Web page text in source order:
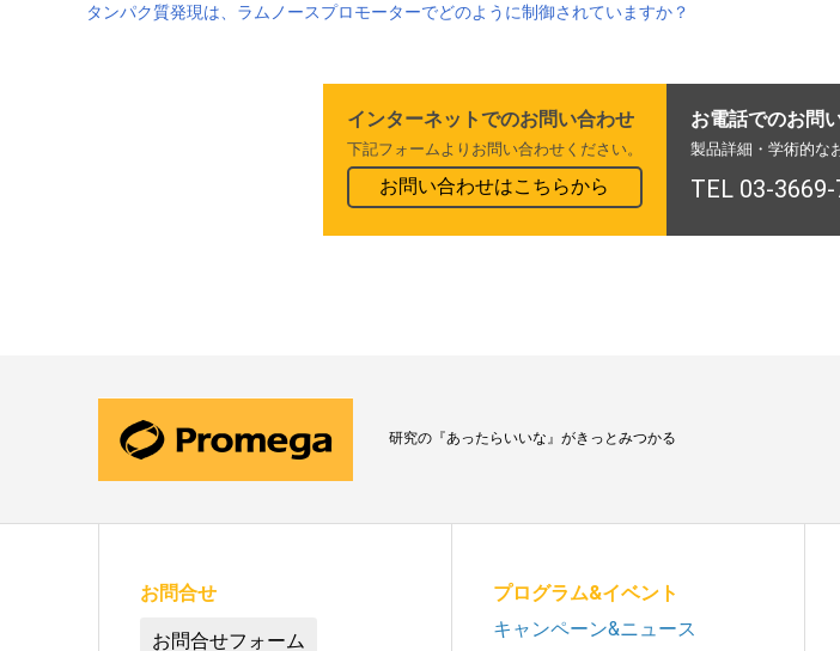
タンパク質発現は、ラムノースプロモーターでどのように制御されていますか？
インターネットでのお問い合わせ
下記フォームよりお問い合わせください。
お問い合わせはこちらから
お電話でのお問
製品詳細・学術的な
TEL 03-
研究の『あったらいいな』がきっとみつかる
お問合せ
お問合せフォーム
プログラム&イベント
キャンペーン&ニュース